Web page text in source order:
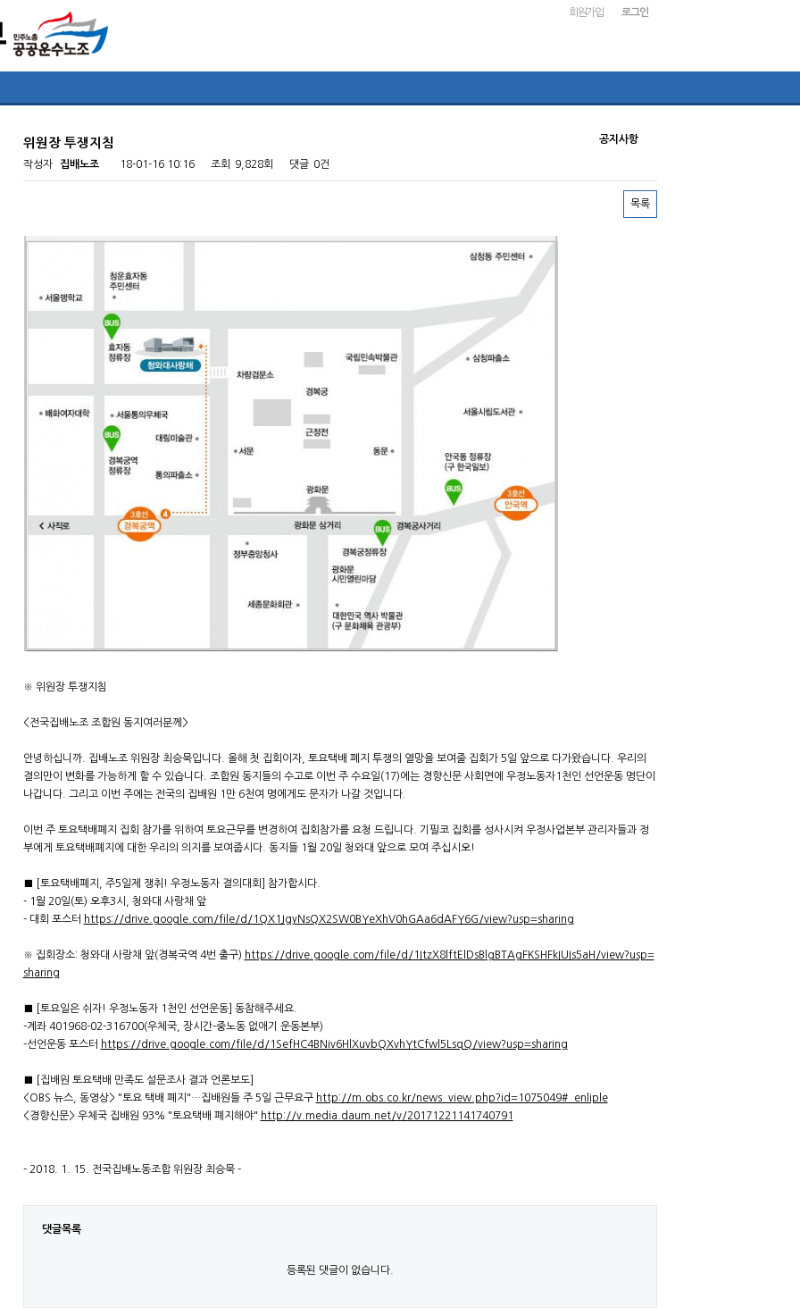
회원가입 로그인
공지사항
위원장 투쟁지침
작성자 집배노조 18-01-16 10:16 조회 9,828회 댓글 0건
목록
※ 위원장 투쟁지침
<전국집배노조 조합원 동지여러분께>
안녕하십니까. 집배노조 위원장 최승묵입니다. 올해 첫 집회이자, 토요택배 폐지 투쟁의 열망을 보여줄 집회가 5일 앞으로 다가왔습니다. 우리의
결의만이 변화를 가능하게 할 수 있습니다. 조합원 동지들의 수고로 이번 주 수요일(17)에는 경향신문 사회면에 우정노동자1천인 선언운동 명단이
나갑니다. 그리고 이번 주에는 전국의 집배원 1만 6천여 명에게도 문자가 나갈 것입니다.
이번 주 토요택배폐지 집회 참가를 위하여 토요근무를 변경하여 집회참가를 요청 드립니다. 기필코 집회를 성사시켜 우정사업본부 관리자들과 정
부에게 토요택배폐지에 대한 우리의 의지를 보여줍시다. 동지들 1월 20일 청와대 앞으로 모여 주십시오!
■ [토요택배폐지, 주5일제 쟁취! 우정노동자 결의대회] 참가합시다.
- 1월 20일(토) 오후3시, 청와대 사랑채 앞
- 대회 포스터 https://drive.google.com/file/d/1QX1JgyNsQX2SW0BYeXhV0hGAa6dAFY6G/view?usp=sharing
※ 집회장소: 청와대 사랑채 앞(경복국역 4번 출구) https://drive.google.com/file/d/1ItzX8lftElDsBlgBTAgFKSHFkIUIs5aH/view?usp=
sharing
■ [토요일은 쉬자! 우정노동자 1천인 선언운동] 동참해주세요.
-계좌 401968-02-316700(우체국, 장시간-중노동 없애기 운동본부)
-선언운동 포스터 https://drive.google.com/file/d/1SefHC4BNiv6HlXuvbQXvhYtCfwl5LsqQ/view?usp=sharing
■ [집배원 토요택배 만족도 설문조사 결과 언론보도]
<OBS 뉴스, 동영상> "토요 택배 폐지"…집배원들 주 5일 근무요구 http://m.obs.co.kr/news_view.php?id=1075049#_enliple
<경향신문> 우체국 집배원 93% "토요택배 폐지해야" http://v.media.daum.net/v/20171221141740791
- 2018. 1. 15. 전국집배노동조합 위원장 최승묵 -
댓글목록
등록된 댓글이 없습니다.